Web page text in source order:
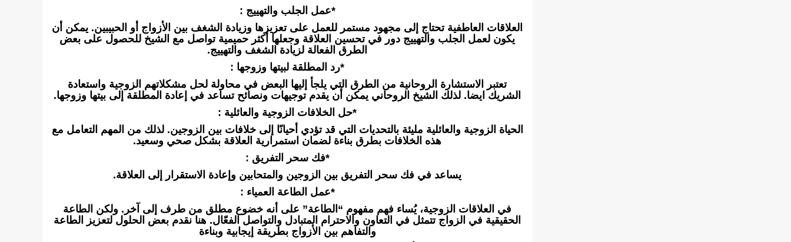
*عمل الجلب والتهييج :
العلاقات العاطفية تحتاج إلى مجهود مستمر للعمل على تعزيزها وزيادة الشغف بين الأزواج أو الحبيبين. يمكن أن
يكون لعمل الجلب والتهييج دور في تحسين العلاقة وجعلها أكثر حميمية تواصل مع الشيخ للحصول على بعض
الطرق الفعالة لزيادة الشغف والتهييج.
*رد المطلقة لبيتها وزوجها :
تعتبر الاستشارة الروحانية من الطرق التي يلجأ إليها البعض في محاولة لحل مشكلاتهم الزوجية واستعادة
الشريك ايضا. لذلك الشيخ الروحاني يمكن أن يقدم توجيهات ونصائح تساعد في إعادة المطلقة إلى بيتها وزوجها.
*حل الخلافات الزوجية والعائلية :
الحياة الزوجية والعائلية مليئة بالتحديات التي قد تؤدي أحيانًا إلى خلافات بين الزوجين. لذلك من المهم التعامل مع
هذه الخلافات بطرق بناءة لضمان استمرارية العلاقة بشكل صحي وسعيد.
*فك سحر التفريق :
يساعد في فك سحر التفريق بين الزوجين والمتحابين وإعادة الاستقرار إلى العلاقة.
*عمل الطاعة العمياء :
في العلاقات الزوجية، يُساء فهم مفهوم “الطاعة” على أنه خضوع مطلق من طرف إلى آخر. ولكن الطاعة
الحقيقية في الزواج تتمثل في التعاون والاحترام المتبادل والتواصل الفعّال. هنا نقدم بعض الحلول لتعزيز الطاعة
والتفاهم بين الأزواج بطريقة إيجابية وبناءة